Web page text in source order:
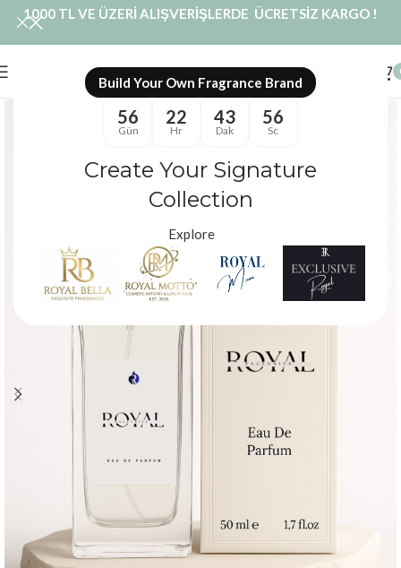
Build Your Own Fragrance Brand
56
Gün
22
Hr
43
Dak
55
Sc
Create Your Signature
Collection
Explore
1000 TL VE ÜZERİ ALIŞVERİŞLERDE ÜCRETSİZ KARGO !